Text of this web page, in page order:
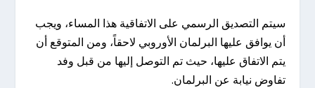
سيتم التصديق الرسمي على الاتفاقية هذا المساء، ويجب
أن يوافق عليها البرلمان الأوروبي لاحقاً، ومن المتوقع أن
يتم الاتفاق عليها، حيث تم التوصل إليها من قبل وفد
تفاوض نيابة عن البرلمان.